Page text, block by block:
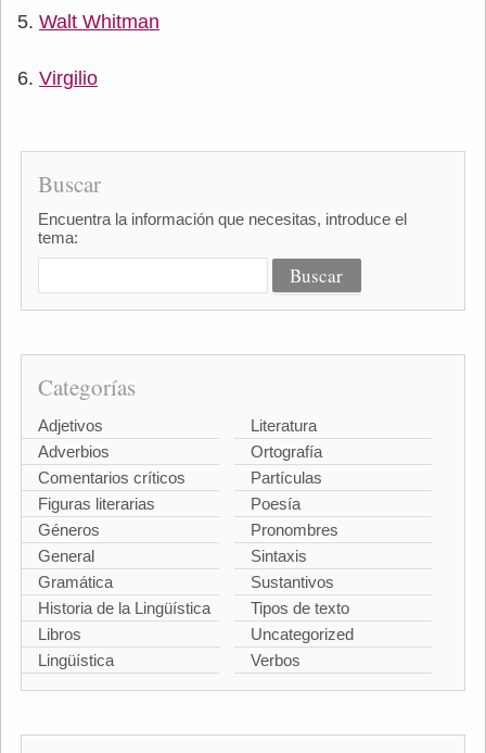
Walt Whitman
Virgilio
Buscar
Encuentra la información que necesitas, introduce el
tema:
Categorías
Adjetivos
Adverbios
Comentarios críticos
Figuras literarias
Géneros
General
Gramática
Historia de la Lingüística
Libros
Lingüística
Literatura
Ortografía
Partículas
Poesía
Pronombres
Sintaxis
Sustantivos
Tipos de texto
Uncategorized
Verbos